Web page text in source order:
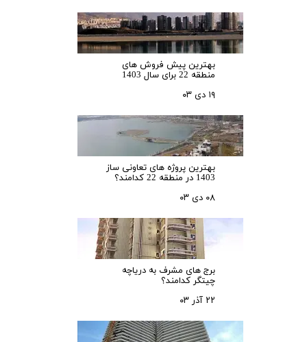
بهترین پیش فروش های
منطقه 22 برای سال 1403
۱۹ دی ۰۳
بهترین پروژه های تعاونی ساز
1403 در منطقه 22 کدامند؟
۰۸ دی ۰۳
برج های مشرف به دریاچه
چیتگر کدامند؟
۲۲ آذر ۰۳